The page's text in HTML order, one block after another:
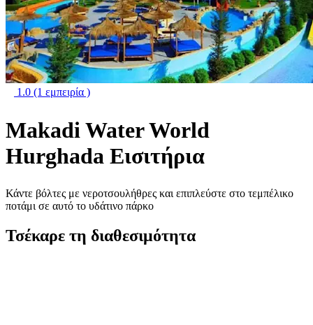
1.0 (1 εμπειρία )
Makadi Water World
Hurghada Εισιτήρια
Κάντε βόλτες με νεροτσουλήθρες και επιπλεύστε στο τεμπέλικο
ποτάμι σε αυτό το υδάτινο πάρκο
Τσέκαρε τη διαθεσιμότητα